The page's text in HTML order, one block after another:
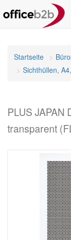
Startseite
Sichthüllen,
PLUS JAPAN
transparent